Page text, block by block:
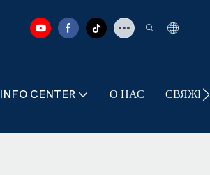
INFO CENTER О НАС